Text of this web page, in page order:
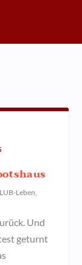
Leben,
Und
geturnt